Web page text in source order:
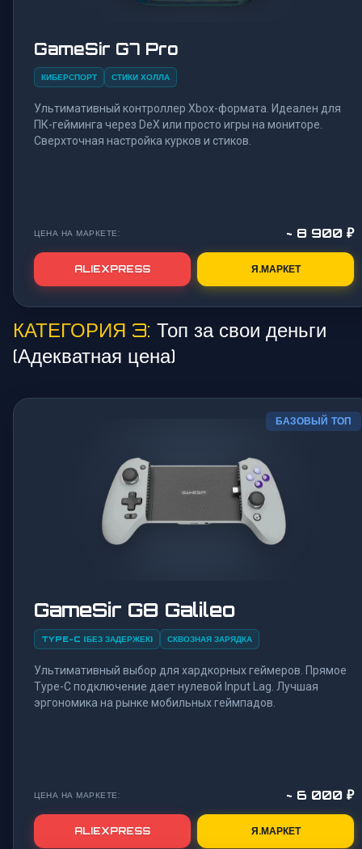
GameSir G7 Pro
КИБЕРСПОРТ СТИКИ ХОЛЛА
Ультимативный контроллер Xbox-формата. Идеален для
ПК-гейминга через DeX или просто игры на мониторе.
Сверхточная настройка курков и стиков.
ЦЕНА НА МАРКЕТЕ: ~ 8 900 ₽
ALIEXPRESS Я.МАРКЕТ
КАТЕГОРИЯ 3: Топ за свои деньги
(Адекватная цена)
БАЗОВЫЙ ТОП
GameSir G8 Galileo
TYPE-C (БЕЗ ЗАДЕРЖЕК) СКВОЗНАЯ ЗАРЯДКА
Ультимативный выбор для хардкорных геймеров. Прямое
Type-C подключение дает нулевой Input Lag. Лучшая
эргономика на рынке мобильных геймпадов.
ЦЕНА НА МАРКЕТЕ: ~ 6 000 ₽
ALIEXPRESS Я.МАРКЕТ